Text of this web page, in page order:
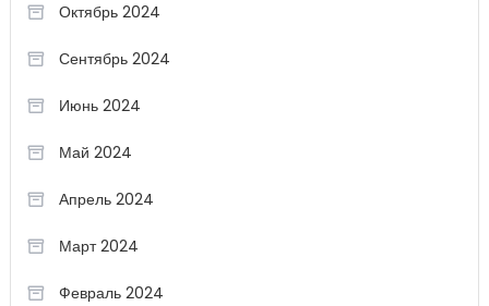
Октябрь 2024
Сентябрь 2024
Июнь 2024
Май 2024
Апрель 2024
Март 2024
Февраль 2024